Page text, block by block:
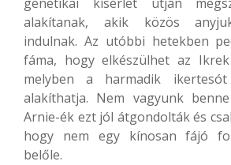
alakítanak, akik közös
indulnak. Az utóbbi hetekben
fáma, hogy elkészülhet az
melyben a harmadik
alakíthatja. Nem vagyunk
Arnie-ék ezt jól átgondolták és
hogy nem egy kínosan fájó
belőle.